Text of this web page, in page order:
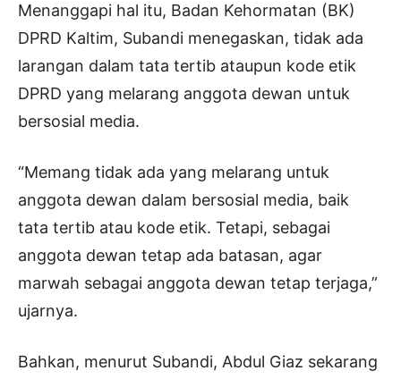
Menanggapi hal itu, Badan Kehormatan (BK)
DPRD Kaltim, Subandi menegaskan, tidak ada
larangan dalam tata tertib ataupun kode etik
DPRD yang melarang anggota dewan untuk
bersosial media.
“Memang tidak ada yang melarang untuk
anggota dewan dalam bersosial media, baik
tata tertib atau kode etik. Tetapi, sebagai
anggota dewan tetap ada batasan, agar
marwah sebagai anggota dewan tetap terjaga,”
ujarnya.
Bahkan, menurut Subandi, Abdul Giaz sekarang